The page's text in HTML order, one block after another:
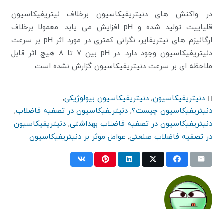
در واکنش های دنیتریفیکاسیون برخلاف نیتریفیکاسیون
قلیاییت تولید شده و pH افزایش می یابد. معمولا برخلاف
ارگانیزم های نیتریفایر، نگرانی کمتری در مورد اثر pH بر سرعت
دنیتریفیکاسیون وجود دارد. در pH بین 7 تا 8 هیچ اثر قابل
ملاحظه ای بر سرعت دنیتریفیکاسیون گزارش نشده است.
دنیتریفیکاسیون,دنیتریفیکاسیون بیولوژیکی,
دنیتریفیکاسیون چیست؟,دنیتریفیکاسیون در تصفیه فاضلاب,
دنیتریفیکاسیون در تصفیه فاضلاب بهداشتی,دنیتریفیکاسیون
در تصفیه فاضلاب صنعتی, عوامل موثر بر دنیتریفیکاسیون